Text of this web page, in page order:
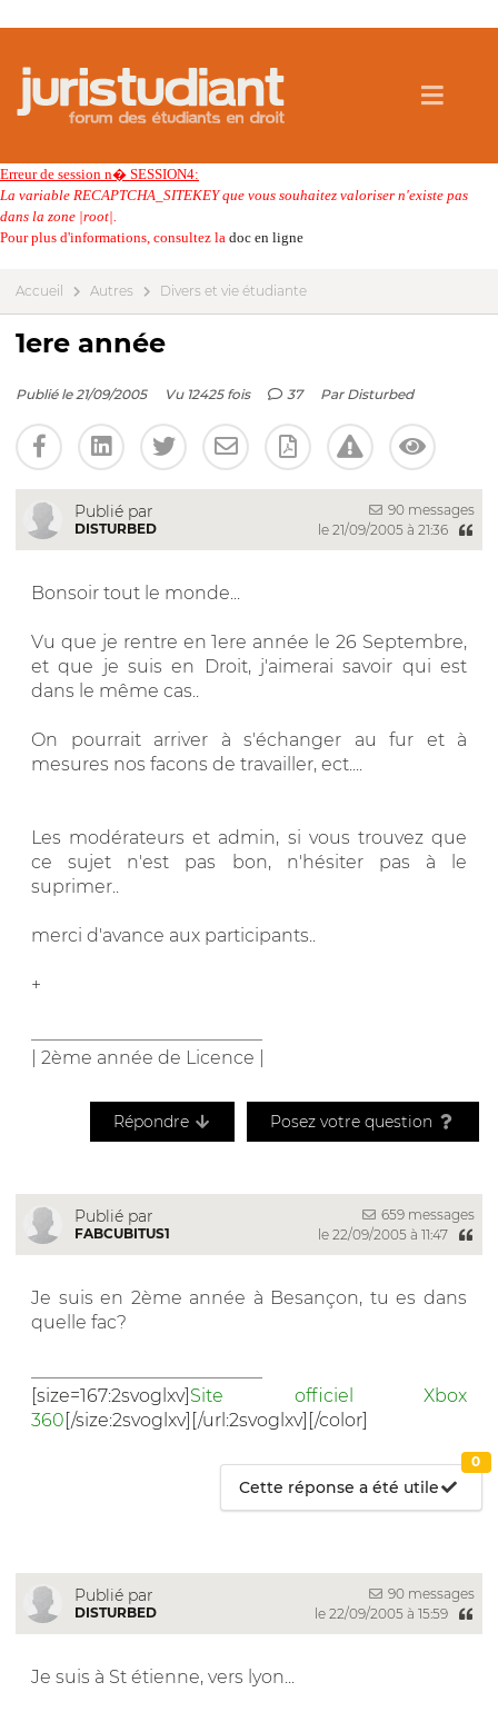
Erreur de session n� SESSION4:
La variable RECAPTCHA_SITEKEY que vous souhaitez valoriser n'existe pas
dans la zone |root|.
Pour plus d'informations, consultez la doc en ligne
Accueil Autres Divers et vie étudiante
1ere année
Publié le 21/09/2005 Vu 12425 fois 37 Par Disturbed
Publié par
DISTURBED
90 messages
le 21/09/2005 à 21:36
Bonsoir tout le monde...
Vu que je rentre en 1ere année le 26 Septembre,
et que je suis en Droit, j'aimerai savoir qui est
dans le même cas..
On pourrait arriver à s'échanger au fur et à
mesures nos facons de travailler, ect....
Les modérateurs et admin, si vous trouvez que
ce sujet n'est pas bon, n'hésiter pas à le
suprimer..
merci d'avance aux participants..
+
| 2ème année de Licence |
Répondre Posez votre question
Publié par
FABCUBITUS1
659 messages
le 22/09/2005 à 11:47
Je suis en 2ème année à Besançon, tu es dans
quelle fac?
[size=167:2svoglxv]Site officiel Xbox
360[/size:2svoglxv][/url:2svoglxv][/color]
Cette réponse a été utile
0
Publié par
DISTURBED
90 messages
le 22/09/2005 à 15:59
Je suis à St étienne, vers lyon...